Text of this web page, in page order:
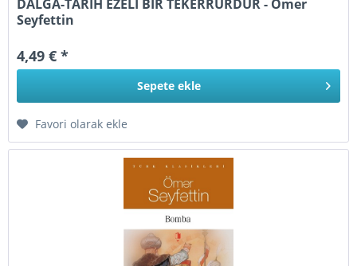
DALGA-TARİH EZELİ BİR TEKERRÜRDÜR - Ömer
Seyfettin
4,49 € *
Sepete ekle
Favori olarak ekle